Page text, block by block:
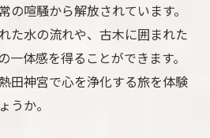
の喧騒から解放されています。
た水の流れや、古木に囲まれた
一体感を得ることができます。
田神宮で心を浄化する旅を体験
うか。